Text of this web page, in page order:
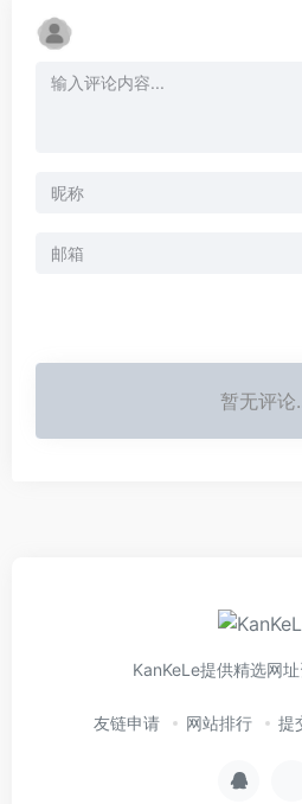
暂无评论
KanKeLe提供精选网
友链申请 网站排行 提